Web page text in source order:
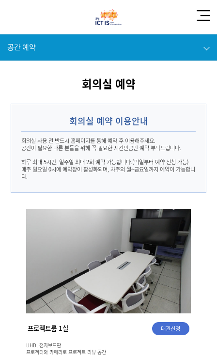
공간 예약
회의실 예약
회의실 예약 이용안내
회의실 사용 전 반드시 홈페이지를 통해 예약 후 이용해주세요.
공간이 필요한 다른 분들을 위해 꼭 필요한 시간만큼만 예약 부탁드립니다.
하루 최대 5시간, 일주일 최대 2회 예약 가능합니다.(익일부터 예약 신청 가능)
매주 일요일 0시에 예약창이 활성화되며, 차주의 월~금요일까지 예약이 가능합니
다.
프로젝트룸 1실 대관신청
UHD, 전자보드판
프로젝터와 카메라로 프로젝트 리뷰 공간